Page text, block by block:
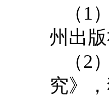
（ 1
州出
（2
究》